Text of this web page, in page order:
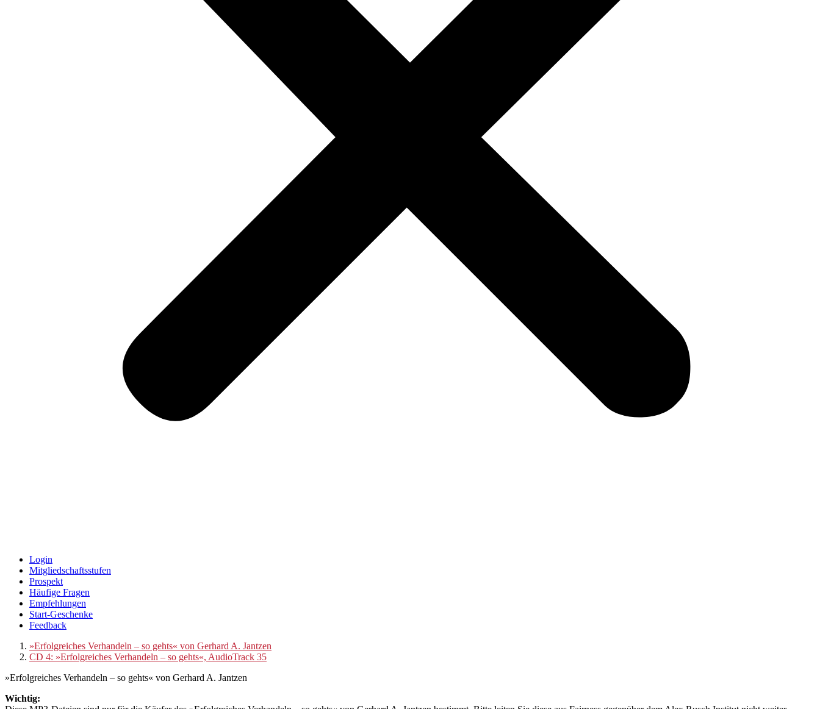
Login
Mitgliedschaftsstufen
Prospekt
Häufige Fragen
Empfehlungen
Start-Geschenke
Feedback
»Erfolgreiches Verhandeln – so gehts« von Gerhard A. Jantzen
CD 4: »Erfolgreiches Verhandeln – so gehts«, AudioTrack 35
»Erfolgreiches Verhandeln – so gehts« von Gerhard A. Jantzen
Wichtig: